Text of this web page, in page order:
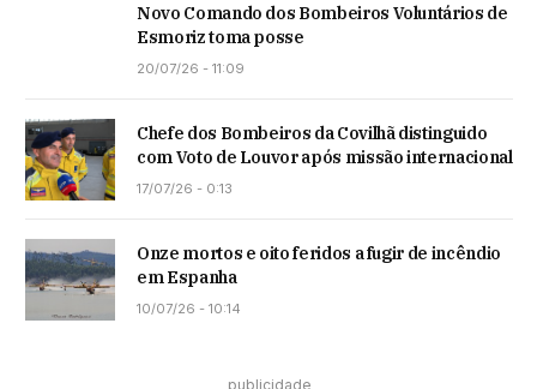
Novo Comando dos Bombeiros Voluntários de
Esmoriz toma posse
20/07/26 - 11:09
Chefe dos Bombeiros da Covilhã distinguido
com Voto de Louvor após missão internacional
17/07/26 - 0:13
Onze mortos e oito feridos a fugir de incêndio
em Espanha
10/07/26 - 10:14
publicidade